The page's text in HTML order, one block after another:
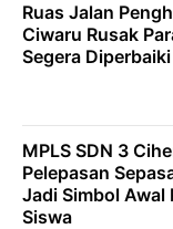
Ruas Jalan
Ciwaru Rusak
Segera Diperbaiki
MPLS SDN 3
Pelepasan
Jadi Simbol Awal
Siswa